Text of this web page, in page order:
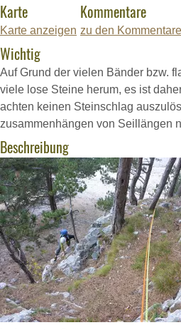
Karte
Karte anzeigen
Kommentare
zu den
Wichtig
Auf Grund der vielen Bänder bzw.
viele lose Steine herum, es ist
achten keinen Steinschlag
zusammenhängen von Seillängen
Beschreibung